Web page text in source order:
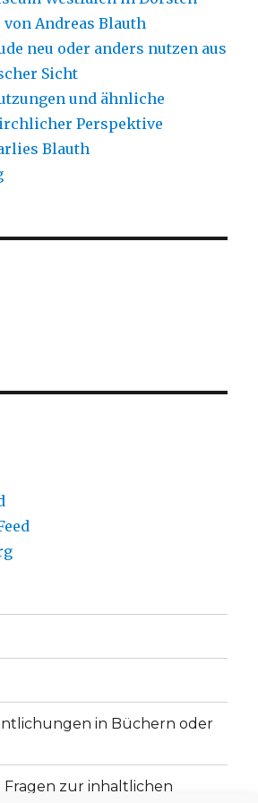
Andreas Blauth
neu oder anders nutzen aus
Sicht
und ähnliche
Perspektive
Blauth
in Büchern oder
Fragen zur inhaltlichen